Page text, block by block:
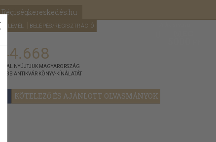
BELÉPÉS/REGISZTRÁCIÓ
KÖTELEZŐ ÉS AJÁNLOTT OLVASMÁNYOK
NYÚJTJUK MAGYARORSZÁG
ANTIKVÁR KÖNYV-KÍNÁLATÁT